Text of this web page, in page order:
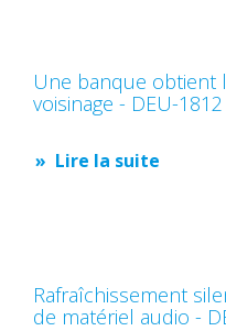
Une banque obtient
voisinage - DEU-1812
Lire la suite
Rafraîchissement
de matériel audio -